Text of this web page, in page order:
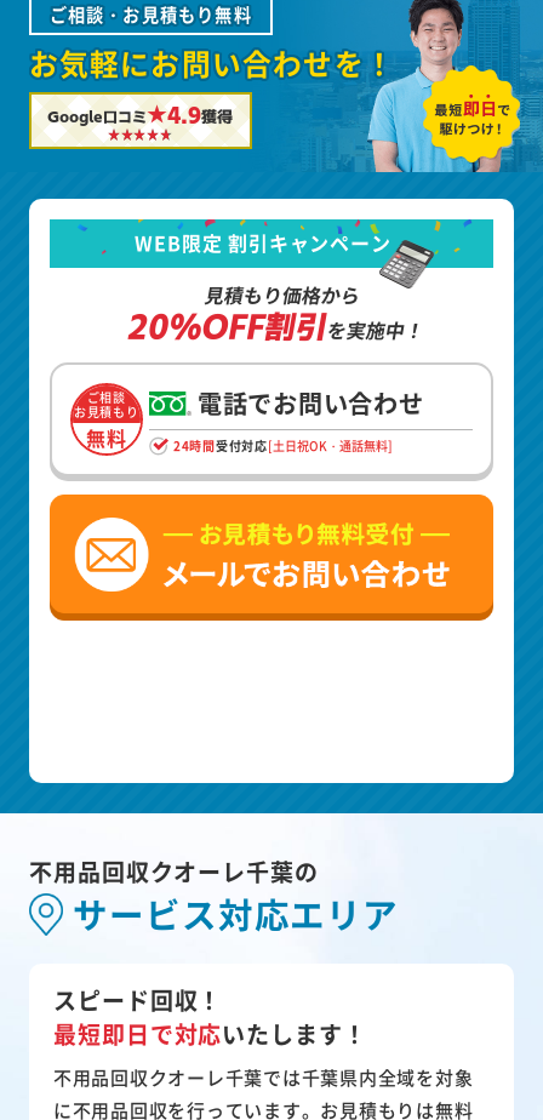
ご相談・お見積もり無料
お気軽にお問い合わせを！
Google口コミ★4.9獲得
WEB限定 割引キャンペーン
見積もり価格から
20%OFF割引を実施中！
ご相談
お見積もり
無料
電話でお問い合わせ
24時間受付対応[土日祝OK・通話無料]
不用品回収クオーレ千葉の
サービス対応エリア
スピード回収！
最短即日で対応いたします！
不用品回収クオーレ千葉では千葉県内全域を対象
に不用品回収を行っています。お見積もりは無料